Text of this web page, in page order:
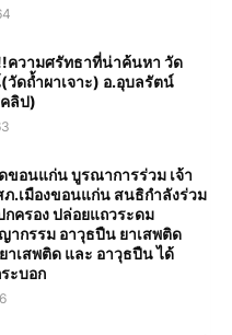
ความศรัทธาที่น่าค้นหา วัด
ดถ้ำผาเจาะ) อ.อุบลรัตน์
ลิป)
ขอนแก่น บูรณาการร่วม เจ้า
.เมืองขอนแก่น สนธิกำลังร่วม
กครอง ปล่อยแถวระดม
ากรรม อาวุธปืน ยาเสพติด
าเสพติด และ อาวุธปืน ได้
ะบอก